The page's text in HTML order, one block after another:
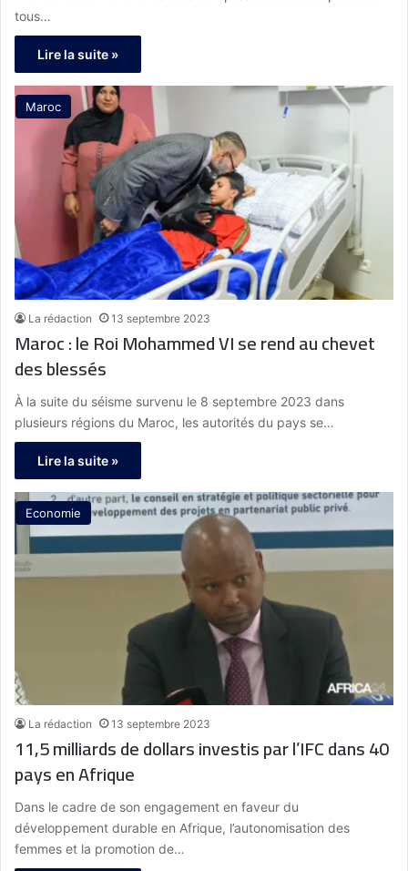
tous…
Lire la suite »
Maroc
La rédaction 13 septembre 2023
Maroc : le Roi Mohammed VI se rend au chevet
des blessés
À la suite du séisme survenu le 8 septembre 2023 dans
plusieurs régions du Maroc, les autorités du pays se…
Lire la suite »
Economie
La rédaction 13 septembre 2023
11,5 milliards de dollars investis par l’IFC dans 40
pays en Afrique
Dans le cadre de son engagement en faveur du
développement durable en Afrique, l’autonomisation des
femmes et la promotion de…